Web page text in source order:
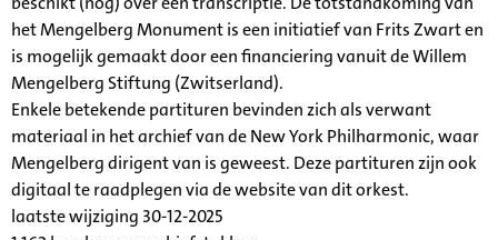
het Mengelberg Monument is een initiatief van Frits Zwart en
is mogelijk gemaakt door een financiering vanuit de Willem
Mengelberg Stiftung (Zwitserland).
Enkele betekende partituren bevinden zich als verwant
materiaal in het archief van de New York Philharmonic, waar
Mengelberg dirigent van is geweest. Deze partituren zijn ook
digitaal te raadplegen via de website van dit orkest.
laatste wijziging 30-12-2025